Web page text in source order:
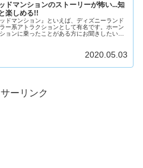
ドマンションのストーリーが怖い...知
楽しめる!!
ッドマンション』といえば、ディズニーランド
ー系アトラクションとして有名です。ホーン
ョンに乗ったことがある方にお聞きしたいの
2020.05.03
ーリンク